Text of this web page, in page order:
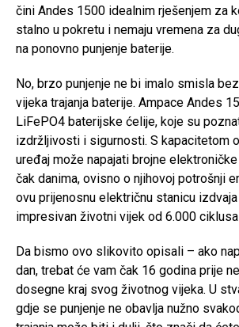
čini Andes 1500 idealnim rješenjem za
stalno u pokretu i nemaju vremena za
na ponovno punjenje baterije.
No, brzo punjenje ne bi imalo smisla
vijeka trajanja baterije. Ampace Andes
LiFePO4 baterijske ćelije, koje su
izdržljivosti i sigurnosti. S kapacitetom
uređaj može napajati brojne
čak danima, ovisno o njihovoj potrošnji
ovu prijenosnu električnu stanicu
impresivan životni vijek od 6.000 ciklusa
Da bismo ovo slikovito opisali – ako
dan, trebat će vam čak 16 godina prije
dosegne kraj svog životnog vijeka. U
gdje se punjenje ne obavlja nužno